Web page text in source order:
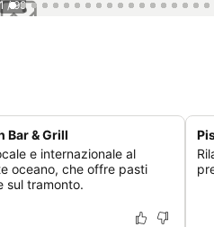
1 / 99
Bar & Grill
e internazionale al
oceano, che offre pasti
sul tramonto.